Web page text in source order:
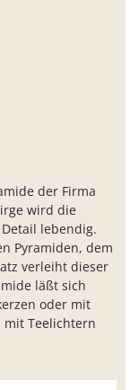
der Firma
wird die
lebendig.
Pyramiden, dem
verleiht dieser
läßt sich
oder mit
mit Teelichtern